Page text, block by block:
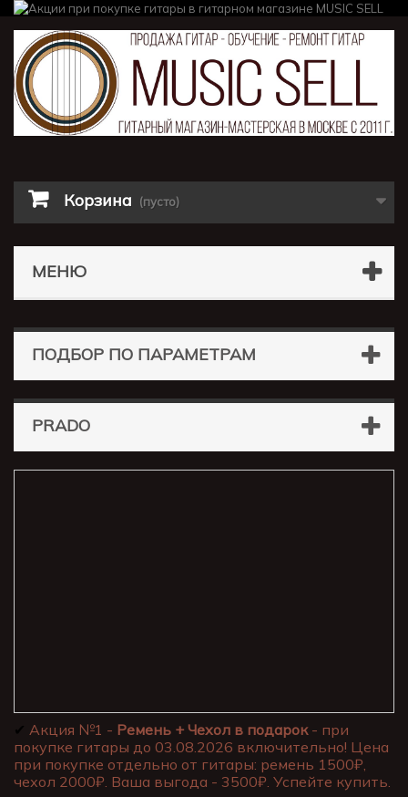
Корзина (пусто)
МЕНЮ
ПОДБОР ПО ПАРАМЕТРАМ
PRADO
✔ Акция №1 - Ремень + Чехол в подарок- при
покупке гитары до 03.08.2026 включительно! Цена
при покупке отдельно от гитары: ремень 1500₽,
чехол 2000₽. Ваша выгода - 3500₽. Успейте купить.